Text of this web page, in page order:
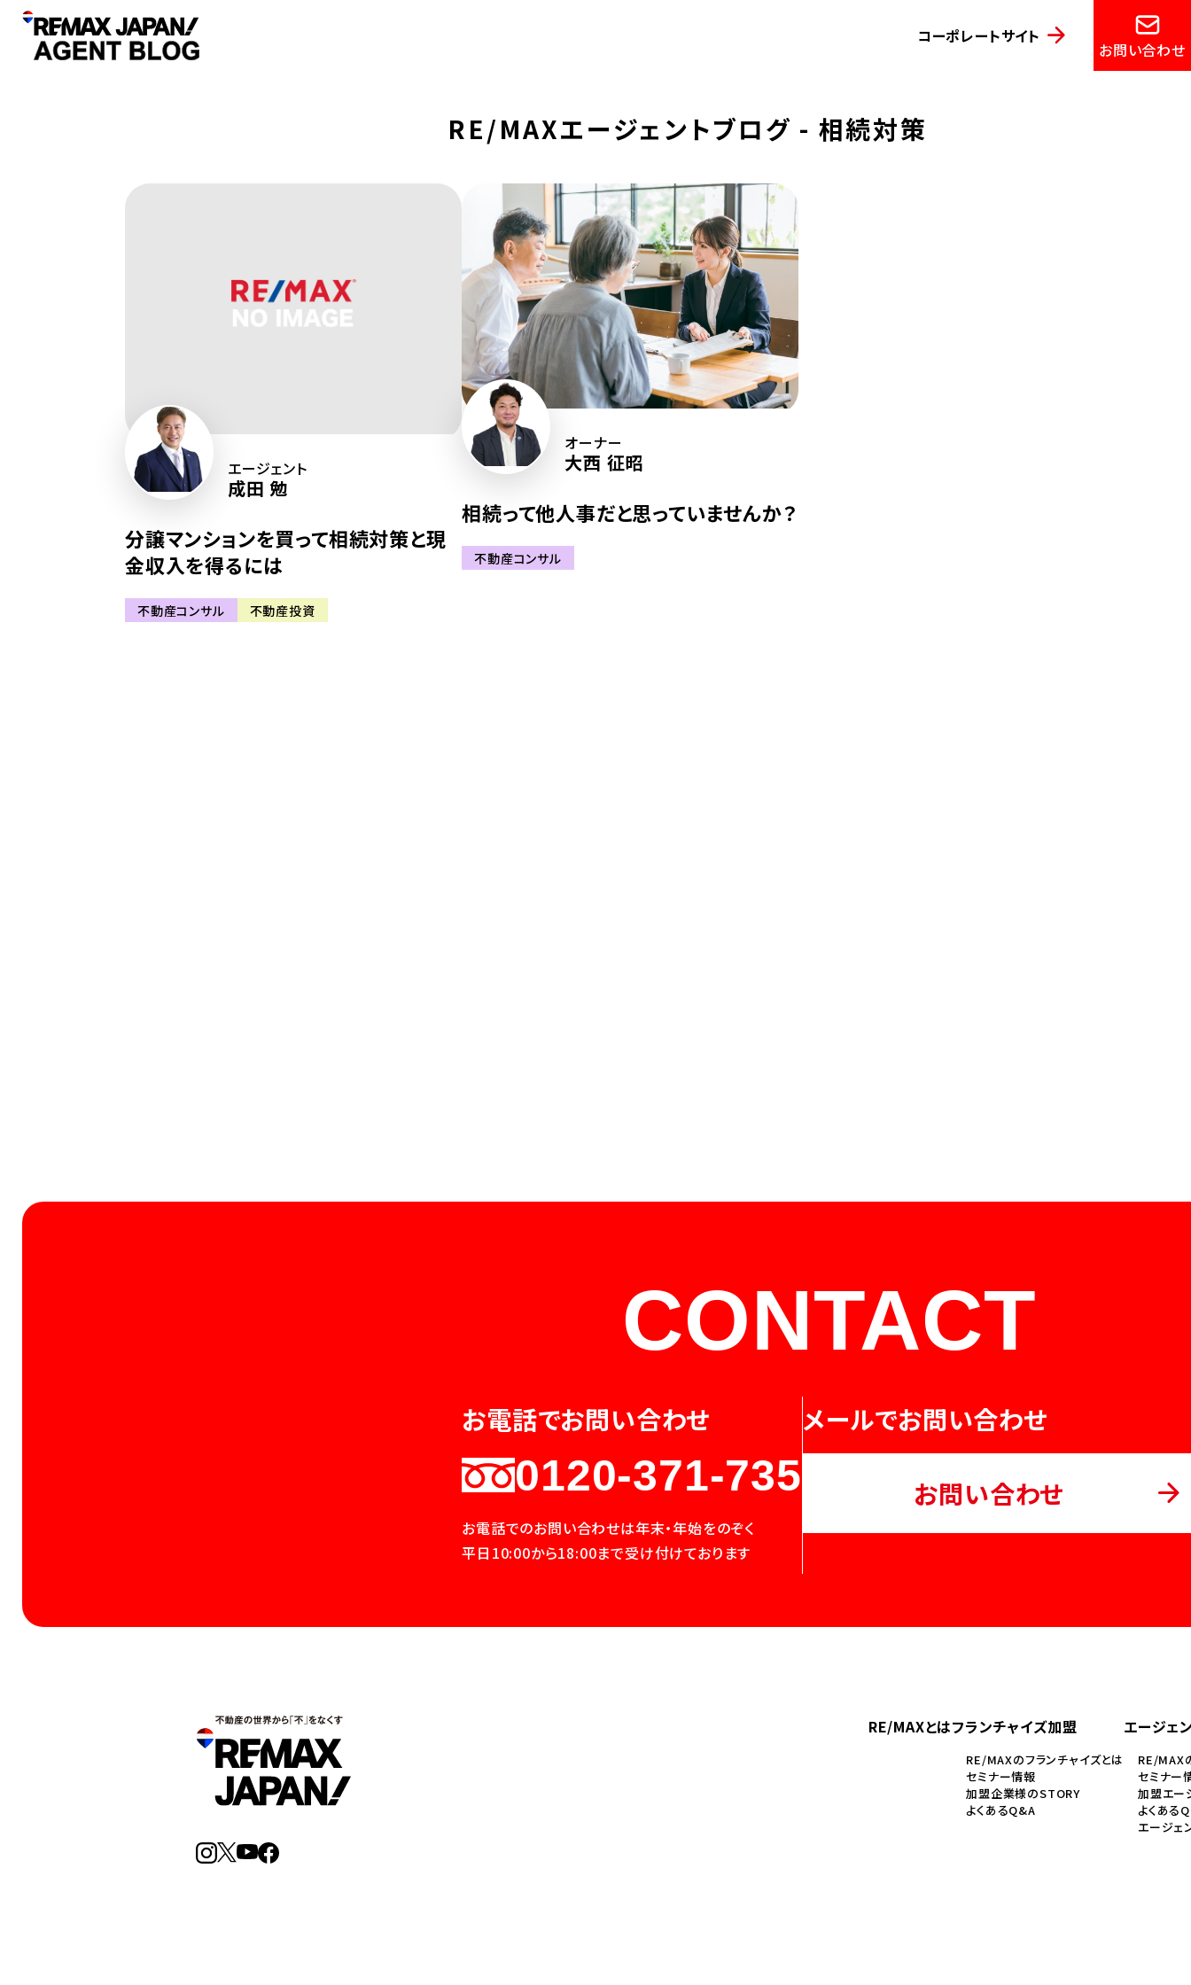
コーポレートサイト
お問い合わせ
RE/MAXエージェントブログ - 相続対策
エージェント
成田 勉
分譲マンションを買って相続対策と現
金収入を得るには
不動産コンサル 不動産投資
オーナー
大西 征昭
相続って他人事だと思っていませんか？
不動産コンサル
CONTACT
お電話でお問い合わせ
0120-371-735
お電話でのお問い合わせは年末・年始をのぞく
平日10:00から18:00まで受け付けております
メールでお問い合わせ
お問い合わせ
RE/MAXとはフランチャイズ加盟
RE/MAXのフランチャイズとは
セミナー情報
加盟企業様のSTORY
よくあるQ&A
エージェ
RE/MAX
セミナー
加盟エー
よくある
エージェ